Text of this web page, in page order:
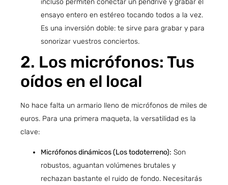
ensayo entero en estéreo tocando todos a la vez.
Es una inversión doble: te sirve para grabar y para
sonorizar vuestros conciertos.
2. Los micrófonos: Tus
oídos en el local
No hace falta un armario lleno de micrófonos de miles de
euros. Para una primera maqueta, la versatilidad es la
clave:
Micrófonos dinámicos (Los todoterreno): Son
robustos, aguantan volúmenes brutales y
rechazan bastante el ruido de fondo. Necesitarás